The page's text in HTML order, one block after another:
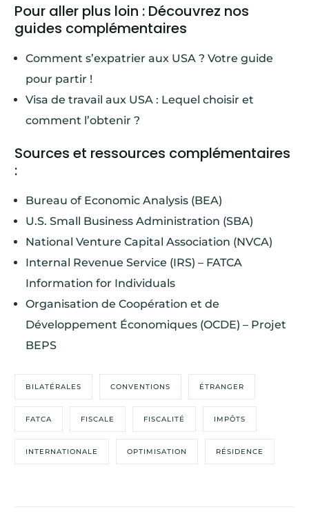
Pour aller plus loin : Découvrez nos
guides complémentaires
Comment s’expatrier aux USA ? Votre guide
pour partir !
Visa de travail aux USA : Lequel choisir et
comment l’obtenir ?
Sources et ressources complémentaires
:
Bureau of Economic Analysis (BEA)
U.S. Small Business Administration (SBA)
National Venture Capital Association (NVCA)
Internal Revenue Service (IRS) – FATCA
Information for Individuals
Organisation de Coopération et de
Développement Économiques (OCDE) – Projet
BEPS
BILATÉRALES CONVENTIONS ÉTRANGER
FATCA FISCALE FISCALITÉ IMPÔTS
INTERNATIONALE OPTIMISATION RÉSIDENCE